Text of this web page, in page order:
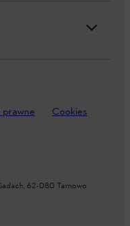
prawne Cookies
62-080 Tarnowo